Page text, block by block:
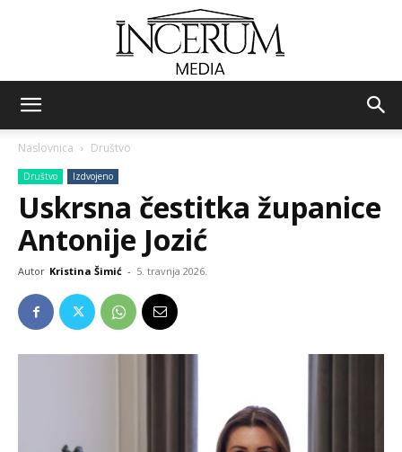
media
Naslovnica Društvo
Društvo Izdvojeno
Uskrsna čestitka županice
Antonije Jozić
Autor Kristina Šimić - 5. travnja 2026.